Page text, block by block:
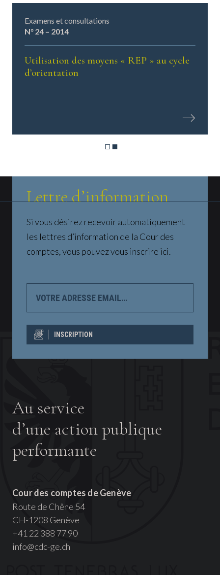
Examens et consultations
N° 24 – 2014
Utilisation des moyens « REP » au cycle
d’orientation
Lettre d’information
Si vous désirez recevoir automatiquement
les lettres d’information de la Cour des
comptes, vous pouvez vous inscrire ici.
ADRESSE
INSCRIPTION
Au service
d’une action publique
performante
Cour des comptes de Genève
Route de Chêne 54
CH-1208 Genève
+41 22 388 77 90
info@cdc-ge.ch